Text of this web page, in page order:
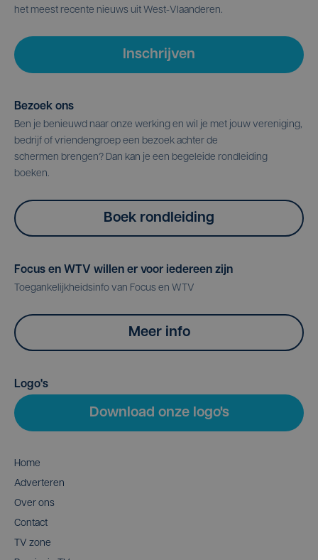
het meest recente nieuws uit West-Vlaanderen.
Inschrijven
Bezoek ons
Ben je benieuwd naar onze werking en wil je met jouw vereniging,
bedrijf of vriendengroep een bezoek achter de
schermen brengen? Dan kan je een begeleide rondleiding
boeken.
Boek rondleiding
Focus en WTV willen er voor iedereen zijn
Toegankelijkheidsinfo van Focus en WTV
Meer info
Logo's
Download onze logo's
Home
Adverteren
Over ons
Contact
TV zone